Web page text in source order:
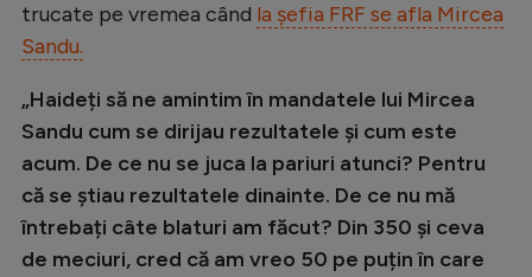
trucate pe vremea când la șefia FRF se afla Mircea
Sandu.
„Haideți să ne amintim în mandatele lui Mircea
Sandu cum se dirijau rezultatele și cum este
acum. De ce nu se juca la pariuri atunci? Pentru
că se știau rezultatele dinainte. De ce nu mă
întrebați câte blaturi am făcut? Din 350 și ceva
de meciuri, cred că am vreo 50 pe puțin în care